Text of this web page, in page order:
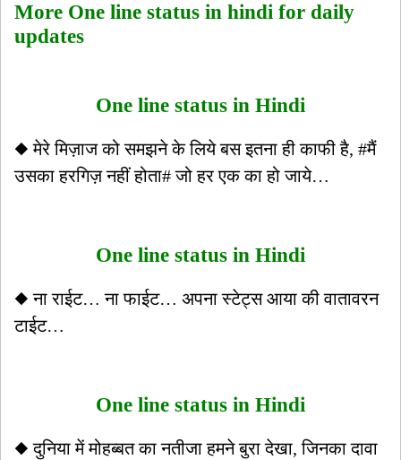
More One line status in hindi for daily
updates
One line status in Hindi
◆ मेरे मिज़ाज को समझने के लिये बस इतना ही काफी है, #मैं
उसका हरगिज़ नहीं होता# जो हर एक का हो जाये…
One line status in Hindi
◆ ना राईट… ना फाईट… अपना स्टेट्स आया की वातावरन
टाईट…
One line status in Hindi
◆ दुनिया में मोहब्बत का नतीजा हमने बुरा देखा, जिनका दावा